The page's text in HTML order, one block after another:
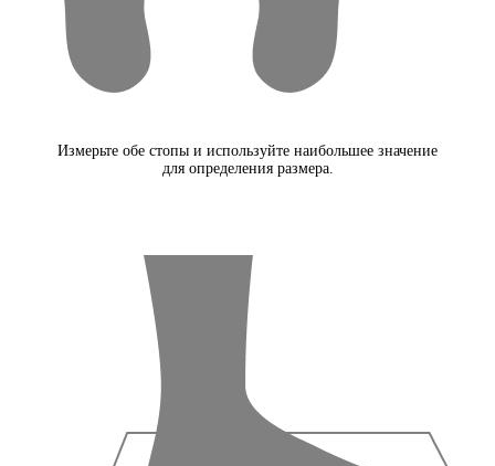
Измерьте обе стопы и используйте наибольшее значение
для определения размера.